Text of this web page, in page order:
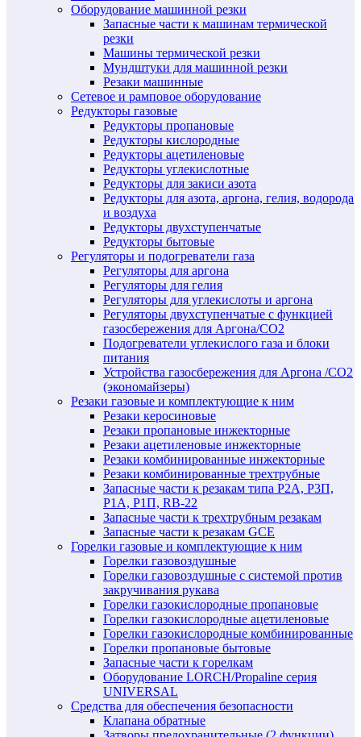
Оборудование машинной резки
Запасные части к машинам термической
резки
Машины термической резки
Мундштуки для машинной резки
Резаки машинные
Сетевое и рамповое оборудование
Редукторы газовые
Редукторы пропановые
Редукторы кислородные
Редукторы ацетиленовые
Редукторы углекислотные
Редукторы для закиси азота
Редукторы для азота, аргона, гелия, водорода
и воздуха
Редукторы двухступенчатые
Редукторы бытовые
Регуляторы и подогреватели газа
Регуляторы для аргона
Регуляторы для гелия
Регуляторы для углекислоты и аргона
Регуляторы двухступенчатые c функцией
газосбережения для Аргона/СО2
Подогреватели углекислого газа и блоки
питания
Устройства газосбережения для Аргона /СО2
(экономайзеры)
Резаки газовые и комплектующие к ним
Резаки керосиновые
Резаки пропановые инжекторные
Резаки ацетиленовые инжекторные
Резаки комбинированные инжекторные
Резаки комбинированные трехтрубные
Запасные части к резакам типа Р2А, Р3П,
Р1А, Р1П, RB-22
Запасные части к трехтрубным резакам
Запасные части к резакам GCE
Горелки газовые и комплектующие к ним
Горелки газовоздушные
Горелки газовоздушные с системой против
закручивания рукава
Горелки газокислородные пропановые
Горелки газокислородные ацетиленовые
Горелки газокислородные комбинированные
Горелки пропановые бытовые
Запасные части к горелкам
Оборудование LORCH/Propaline серия
UNIVERSAL
Средства для обеспечения безопасности
Клапана обратные